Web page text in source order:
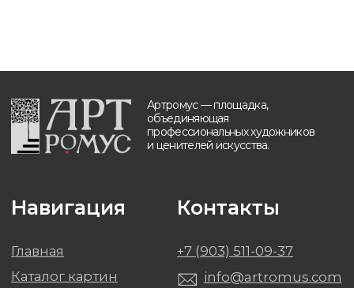
Политика обработки персональных данных
›
Будьте в курсе, подпишитесь